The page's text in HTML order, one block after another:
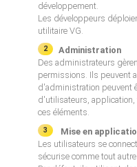
développement.
Les développeurs
utilitaire VG.
Administration
Des administrateurs
permissions. Ils peuvent
d'administration peuvent
d'utilisateurs,
ces éléments.
Mise en
Les utilisateurs se
sécurise comme tout